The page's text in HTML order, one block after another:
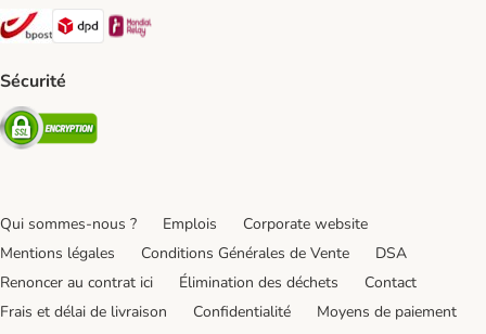
Bpost Shipping Method
DPD Shipping Method
Sécurité
Security
Qui sommes-nous ? Emplois
Corporate website
Mentions légales
Conditions Générales de Vente
DSA
Renoncer au contrat ici
Élimination des déchets
Contact
Frais et délai de livraison
Confidentialité
Moyens de paiement